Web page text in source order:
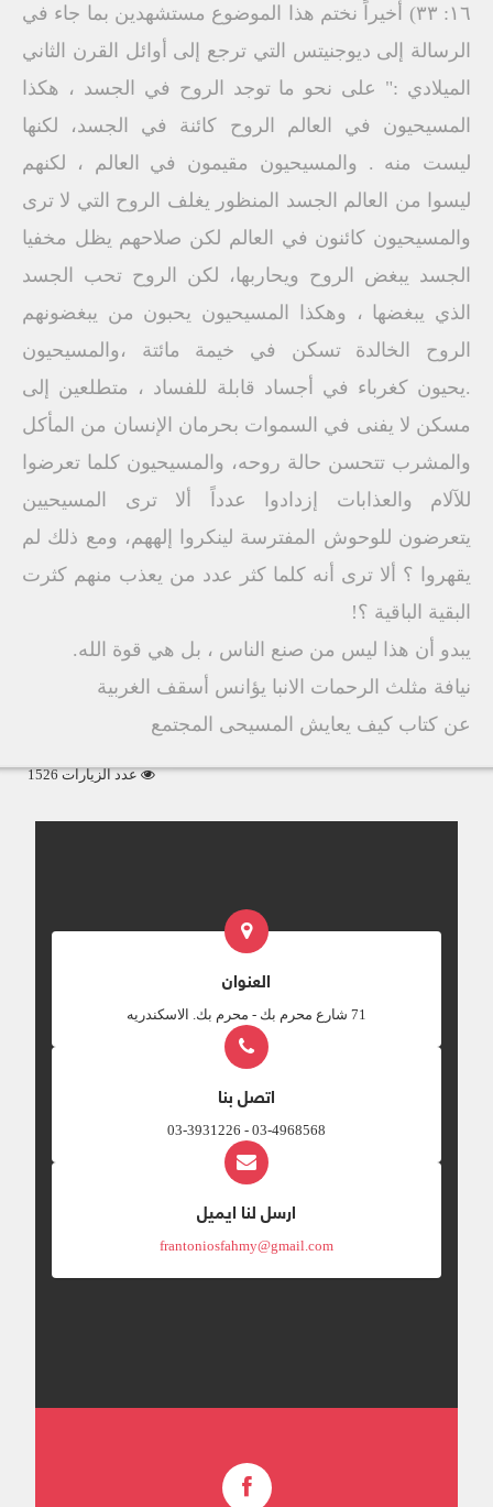
١٦: ۳۳) أخيراً نختم هذا الموضوع مستشهدين بما جاء في
الرسالة إلى ديوجنيتس التي ترجع إلى أوائل القرن الثاني
الميلادي :" على نحو ما توجد الروح في الجسد ، هكذا
المسيحيون في العالم الروح كائنة في الجسد، لكنها
ليست منه . والمسيحيون مقيمون في العالم ، لكنهم
ليسوا من العالم الجسد المنظور يغلف الروح التي لا ترى
والمسيحيون كائنون في العالم لكن صلاحهم يظل مخفيا
الجسد يبغض الروح ويحاربها، لكن الروح تحب الجسد
الذي يبغضها ، وهكذا المسيحيون يحبون من يبغضونهم
الروح الخالدة تسكن في خيمة مائتة ،والمسيحيون
.يحيون كغرباء في أجساد قابلة للفساد ، متطلعين إلى
مسكن لا يفنى في السموات بحرمان الإنسان من المأكل
والمشرب تتحسن حالة روحه، والمسيحيون كلما تعرضوا
للآلام والعذابات إزدادوا عدداً ألا ترى المسيحيين
يتعرضون للوحوش المفترسة لينكروا إلههم، ومع ذلك لم
يقهروا ؟ ألا ترى أنه كلما كثر عدد من يعذب منهم كثرت
البقية الباقية ؟!
يبدو أن هذا ليس من صنع الناس ، بل هي قوة الله.
نيافة مثلث الرحمات الانبا يؤانس أسقف الغربية
عن كتاب كيف يعايش المسيحى المجتمع
عدد الزيارات 1526
العنوان
‎71 شارع محرم بك - محرم بك. الاسكندريه
اتصل بنا
03-4968568 - 03-3931226
ارسل لنا ايميل
frantoniosfahmy@gmail.com